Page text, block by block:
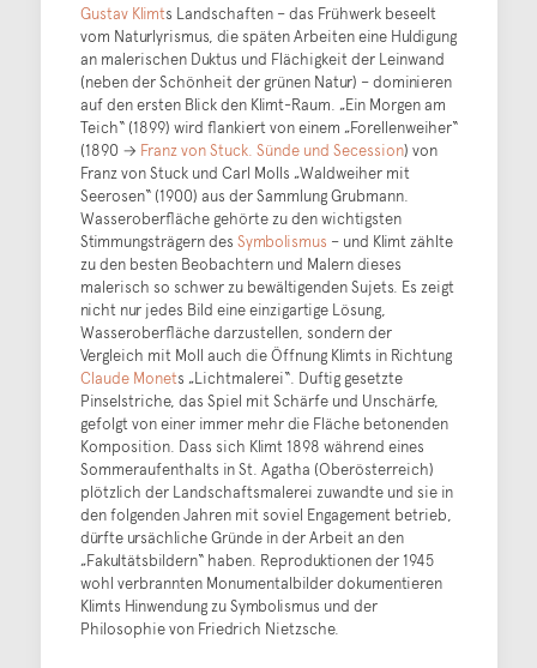
Gustav Klimts Landschaften – das Frühwerk beseelt
vom Naturlyrismus, die späten Arbeiten eine Huldigung
an malerischen Duktus und Flächigkeit der Leinwand
(neben der Schönheit der grünen Natur) – dominieren
auf den ersten Blick den Klimt-Raum. „Ein Morgen am
Teich“ (1899) wird flankiert von einem „Forellenweiher“
(1890 → Franz von Stuck. Sünde und Secession) von
Franz von Stuck und Carl Molls „Waldweiher mit
Seerosen“ (1900) aus der Sammlung Grubmann.
Wasseroberfläche gehörte zu den wichtigsten
Stimmungsträgern des Symbolismus – und Klimt zählte
zu den besten Beobachtern und Malern dieses
malerisch so schwer zu bewältigenden Sujets. Es zeigt
nicht nur jedes Bild eine einzigartige Lösung,
Wasseroberfläche darzustellen, sondern der
Vergleich mit Moll auch die Öffnung Klimts in Richtung
Claude Monets „Lichtmalerei“. Duftig gesetzte
Pinselstriche, das Spiel mit Schärfe und Unschärfe,
gefolgt von einer immer mehr die Fläche betonenden
Komposition. Dass sich Klimt 1898 während eines
Sommeraufenthalts in St. Agatha (Oberösterreich)
plötzlich der Landschaftsmalerei zuwandte und sie in
den folgenden Jahren mit soviel Engagement betrieb,
dürfte ursächliche Gründe in der Arbeit an den
„Fakultätsbildern“ haben. Reproduktionen der 1945
wohl verbrannten Monumentalbilder dokumentieren
Klimts Hinwendung zu Symbolismus und der
Philosophie von Friedrich Nietzsche.